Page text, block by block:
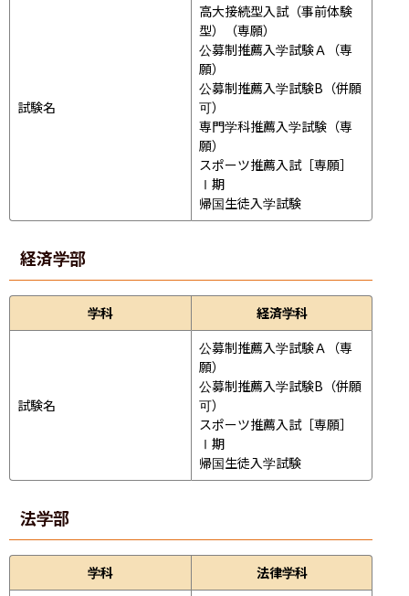
試験名
高大接続型入試（事前体験
型）（専願）
公募制推薦入学試験Ａ（専
願）
公募制推薦入学試験B（併願
可）
専門学科推薦入学試験（専
願）
スポーツ推薦入試［専願］
Ⅰ期
帰国生徒入学試験
経済学部
学科 経済学科
試験名
公募制推薦入学試験Ａ（専
願）
公募制推薦入学試験B（併願
可）
スポーツ推薦入試［専願］
Ⅰ期
帰国生徒入学試験
法学部
学科 法律学科